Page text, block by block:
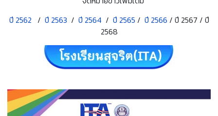
ปี 2562 / ปี 2563 / ปี 2564 / ปี 2565 / ปี 2566 / ปี 2567 / ปี
2568